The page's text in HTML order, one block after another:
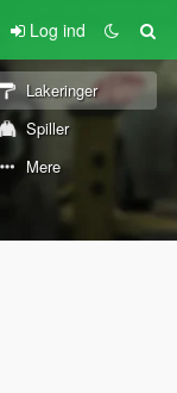
Log ind
Lakeringer
Spiller
Mere